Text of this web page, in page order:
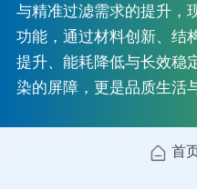
与精准过滤需求的提升，
功能，通过材料创新、结
提升、能耗降低与长效
染的屏障，更是品质生活
首